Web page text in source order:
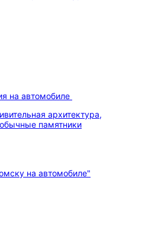
на автомобиле
архитектура,
памятники